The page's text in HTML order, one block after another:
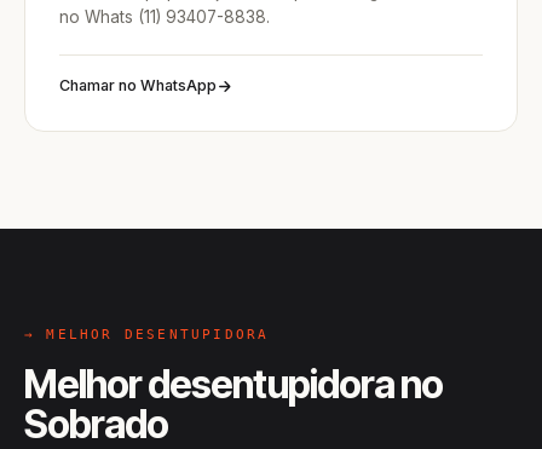
no Whats (11) 93407-8838.
Chamar no WhatsApp
→ MELHOR DESENTUPIDORA
Melhor desentupidora no
Sobrado